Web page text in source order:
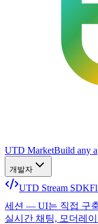
UTD MarketBuild any
개발자
UTD Stream SDK
세션 — UI는 직접 구
실시간 채팅, 모더레